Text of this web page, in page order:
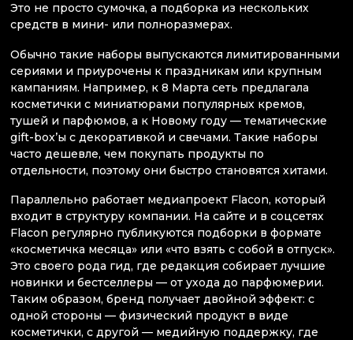
Это не просто сумочка, а подборка из нескольких
средств в мини- или полноразмерах.
Обычно такие наборы выпускаются лимитированными
сериями и приурочены к праздникам или крупным
кампаниям. Например, к 8 Марта сеть предлагала
косметички с миниатюрами популярных кремов,
тушей и парфюмов, а к Новому году — тематические
gift-box’ы с декоративкой и свечами. Такие наборы
часто дешевле, чем покупать продукты по
отдельности, поэтому они быстро становятся хитами.
Параллельно работает медиапроект Flacon, который
входит в структуру компании. На сайте и в соцсетях
Flacon регулярно публикуются подборки в формате
«косметичка месяца» или «что взять с собой в отпуск».
Это своего рода гид, где редакция собирает лучшие
новинки и бестселлеры — от ухода до парфюмерии.
Таким образом, бренд получает двойной эффект: с
одной стороны — физический продукт в виде
косметички, с другой — медийную поддержку, где